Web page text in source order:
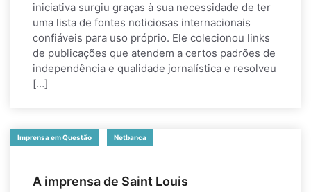
iniciativa surgiu graças à sua necessidade de ter
uma lista de fontes noticiosas internacionais
confiáveis para uso próprio. Ele colecionou links
de publicações que atendem a certos padrões de
independência e qualidade jornalística e resolveu
[…]
Imprensa em Questão Netbanca
A imprensa de Saint Louis